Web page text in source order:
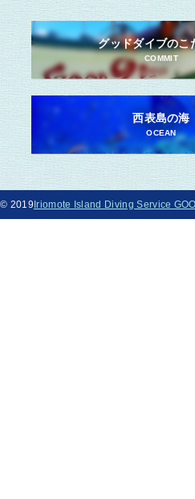
グッドダイブのこ
COMMIT
西表島の海
OCEAN
© 2019Iriomote Island Diving Service